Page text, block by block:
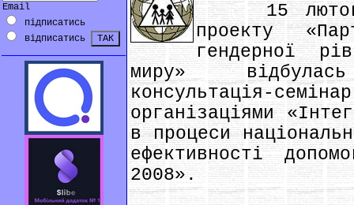
Email
підписатись
відписатись
15 лютого
проекту
гендерної
миру»
консультація-
організаціями
в процеси
ефективності
2008».